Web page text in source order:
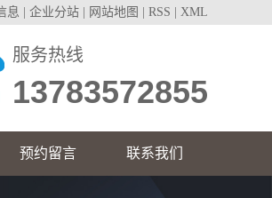
息 企业分站 网站地图 RSS XML
服务热线
13783572855
预约留言 联系我们